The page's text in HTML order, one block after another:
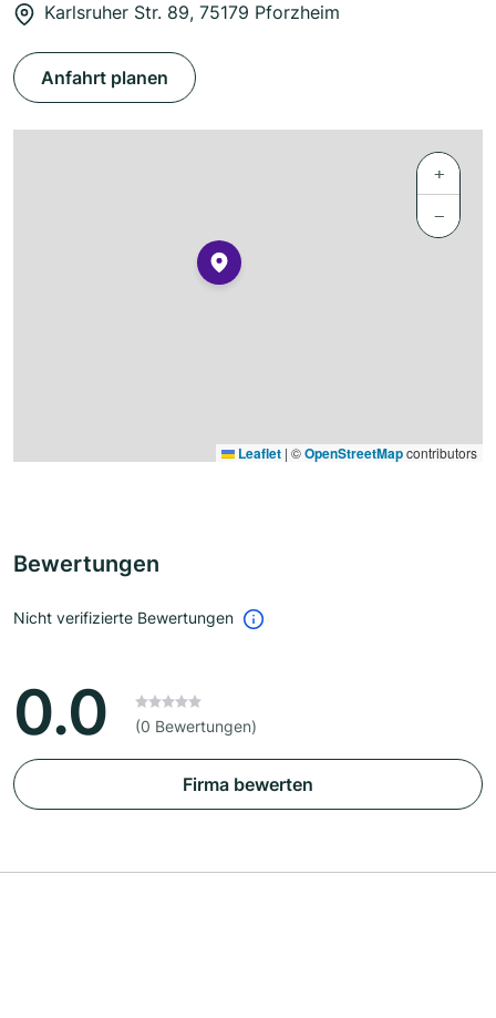
Karlsruher Str. 89, 75179 Pforzheim
Anfahrt planen
+
−
Leaflet | ©OpenStreetMapcontributors
Bewertungen
Nicht verifizierte Bewertungen
0.0 (0 Bewertungen)
Firma bewerten